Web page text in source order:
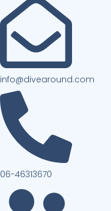
info@divearound.com
06-46313670